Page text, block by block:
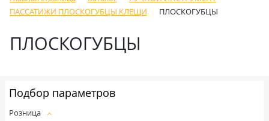
ПАССАТИЖИ ПЛОСКОГУБЦЫ КЛЕЩИ
ПЛОСКОГУБЦЫ
ПЛОСКОГУБЦЫ
Подбор параметров
Розница